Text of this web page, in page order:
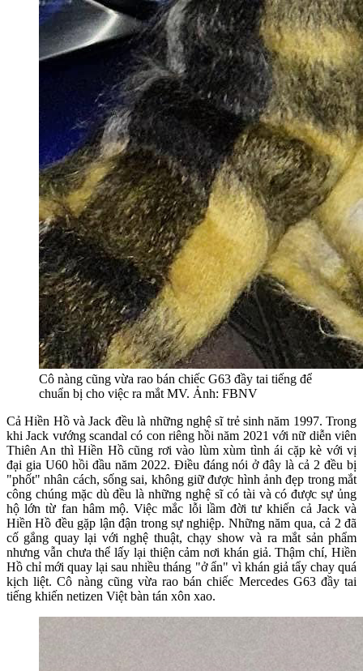
Cô nàng cũng vừa rao bán chiếc G63 đầy tai tiếng để
chuẩn bị cho việc ra mắt MV. Ảnh: FBNV
Cả Hiền Hồ và Jack đều là những nghệ sĩ trẻ sinh năm 1997. Trong
khi Jack vướng scandal có con riêng hồi năm 2021 với nữ diễn viên
Thiên An thì Hiền Hồ cũng rơi vào lùm xùm tình ái cặp kè với vị
đại gia U60 hồi đầu năm 2022. Điều đáng nói ở đây là cả 2 đều bị
"phốt" nhân cách, sống sai, không giữ được hình ảnh đẹp trong mắt
công chúng mặc dù đều là những nghệ sĩ có tài và có được sự ủng
hộ lớn từ fan hâm mộ. Việc mắc lỗi lầm đời tư khiến cả Jack và
Hiền Hồ đều gặp lận đận trong sự nghiệp. Những năm qua, cả 2 đã
cố gắng quay lại với nghệ thuật, chạy show và ra mắt sản phẩm
nhưng vẫn chưa thể lấy lại thiện cảm nơi khán giả. Thậm chí, Hiền
Hồ chỉ mới quay lại sau nhiều tháng "ở ẩn" vì khán giả tẩy chay quá
kịch liệt. Cô nàng cũng vừa rao bán chiếc Mercedes G63 đầy tai
tiếng khiến netizen Việt bàn tán xôn xao.